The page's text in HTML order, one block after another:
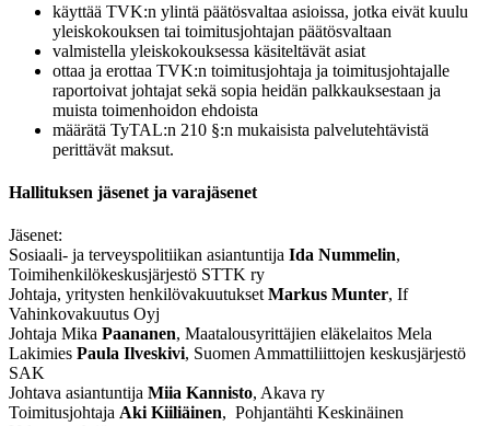
käyttää TVK:n ylintä päätösvaltaa asioissa, jotka eivät kuulu
yleiskokouksen tai toimitusjohtajan päätösvaltaan
valmistella yleiskokouksessa käsiteltävät asiat
ottaa ja erottaa TVK:n toimitusjohtaja ja toimitusjohtajalle
raportoivat johtajat sekä sopia heidän palkkauksestaan ja
muista toimenhoidon ehdoista
määrätä TyTAL:n 210 §:n mukaisista palvelutehtävistä
perittävät maksut.
Hallituksen jäsenet ja varajäsenet
Jäsenet:
Sosiaali- ja terveyspolitiikan asiantuntija Ida Nummelin,
Toimihenkilökeskusjärjestö STTK ry
Johtaja, yritysten henkilövakuutukset Markus Munter, If
Vahinkovakuutus Oyj
Johtaja Mika Paananen, Maatalousyrittäjien eläkelaitos Mela
Lakimies Paula Ilveskivi, Suomen Ammattiliittojen keskusjärjestö
SAK
Johtava asiantuntija Miia Kannisto, Akava ry
Toimitusjohtaja Aki Kiiliäinen, Pohjantähti Keskinäinen